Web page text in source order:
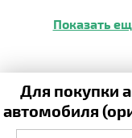
Показать
Для покупки
автомобиля